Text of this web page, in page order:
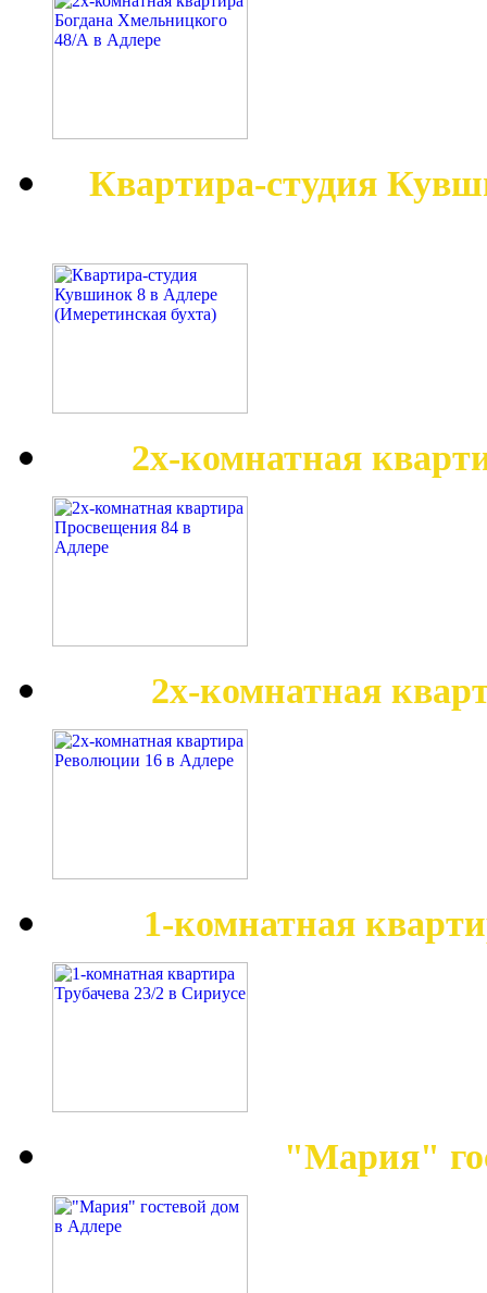
Квартира-студия
2х-комнатная
2х-комнатная
1-комнатная
"Мария"